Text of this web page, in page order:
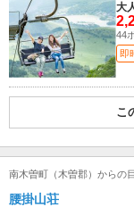
大
44
即
こ
南木曽町（木曽郡）からの
腰掛山荘